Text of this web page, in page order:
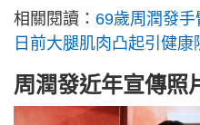
相關閱讀： 69歲周潤發
日前大腿肌肉凸起引健康
周潤發近年宣傳照